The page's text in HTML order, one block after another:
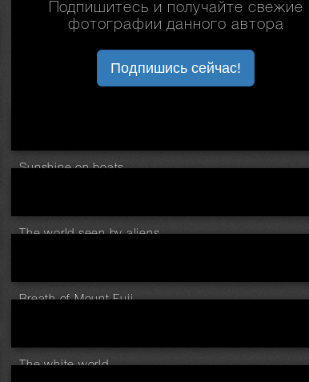
Подпишитесь и получайте свежие
фотографии данного автора
Подпишись сейчас!
Sunshine on boats
The world seen by aliens
Breath of Mount Fuji
The white world